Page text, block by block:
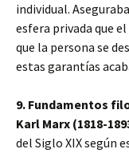
individual.
esfera privada que
que la persona se
estas garantías
9. Fundamentos
Karl Marx (1818-
del Siglo XIX según